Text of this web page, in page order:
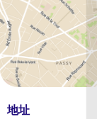
地址